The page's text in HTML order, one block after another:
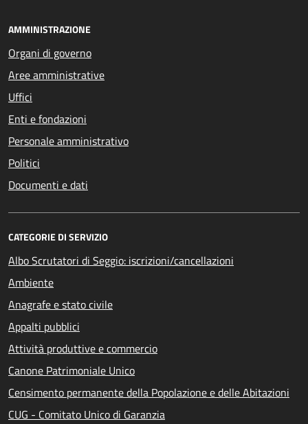
AMMINISTRAZIONE
Organi di governo
Aree amministrative
Uffici
Enti e fondazioni
Personale amministrativo
Politici
Documenti e dati
CATEGORIE DI SERVIZIO
Albo Scrutatori di Seggio: iscrizioni/cancellazioni
Ambiente
Anagrafe e stato civile
Appalti pubblici
Attività produttive e commercio
Canone Patrimoniale Unico
Censimento permanente della Popolazione e delle Abitazioni
CUG - Comitato Unico di Garanzia